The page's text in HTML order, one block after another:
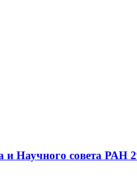
и Научного совета РАН